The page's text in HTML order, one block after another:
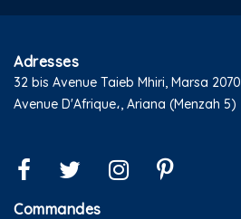
Adresses
32 bis Avenue Taieb Mhiri, Marsa 2070
Avenue D'Afrique،, Ariana (Menzah 5)
Commandes